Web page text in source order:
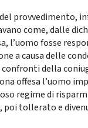
provvedimento,
come, dalle
l’uomo fosse
a causa delle
confronti della
offesa l’uomo
regime di
poi tollerato e